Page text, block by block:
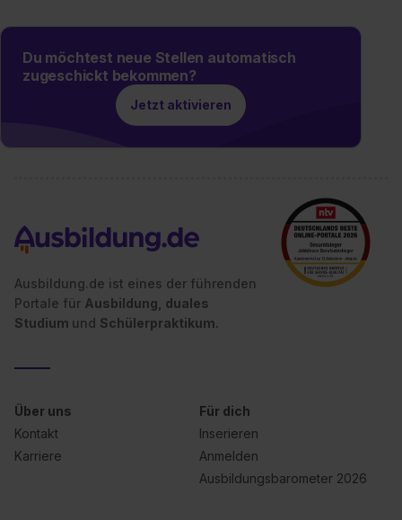
Du möchtest neue Stellen automatisch
zugeschickt bekommen?
Jetzt aktivieren
Ausbildung.de ist eines der führenden
Portale für Ausbildung, duales
Studium und Schülerpraktikum.
Über uns
Kontakt
Karriere
Für dich
Inserieren
Anmelden
Ausbildungsbarometer 2026